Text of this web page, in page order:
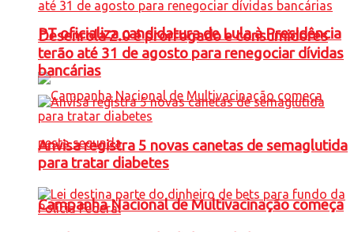
PT oficializa candidatura de Lula à Presidência
Campanha Nacional de Multivacinação começa
Desenrola 2.0 é prorrogado e consumidores
terão até 31 de agosto para renegociar dívidas
bancárias
Anvisa registra 5 novas canetas de semaglutida
para tratar diabetes